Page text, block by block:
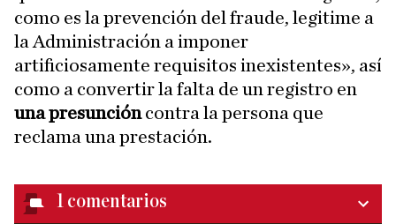
como es la prevención del fraude, legitime a
la Administración a imponer
artificiosamente requisitos inexistentes», así
como a convertir la falta de un registro en
una presuncióncontra la persona que
reclama una prestación.
1 comentarios